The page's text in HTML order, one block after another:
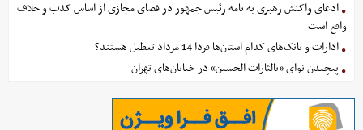
ادعای واکنش رهبری به نامه رئیس جمهور در فضای مجازی از اساس کذب و خلاف
واقع است
ادارات و بانک‌های کدام استان‌ها فردا 14 مرداد تعطیل هستند؟
پیچیدن نوای «یالثارات الحسین» در خیابان‌های تهران